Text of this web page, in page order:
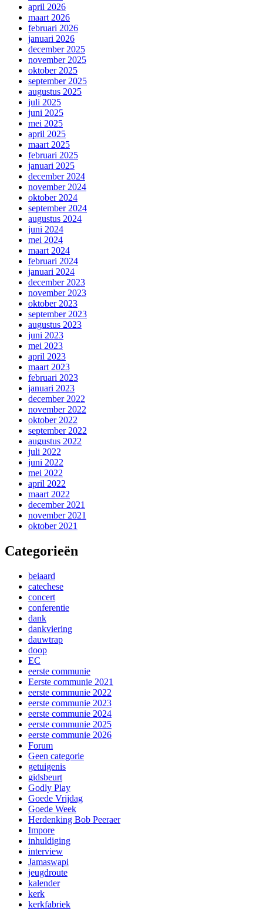
april 2026
maart 2026
februari 2026
januari 2026
december 2025
november 2025
oktober 2025
september 2025
augustus 2025
juli 2025
juni 2025
mei 2025
april 2025
maart 2025
februari 2025
januari 2025
december 2024
november 2024
oktober 2024
september 2024
augustus 2024
juni 2024
mei 2024
maart 2024
februari 2024
januari 2024
december 2023
november 2023
oktober 2023
september 2023
augustus 2023
juni 2023
mei 2023
april 2023
maart 2023
februari 2023
januari 2023
december 2022
november 2022
oktober 2022
september 2022
augustus 2022
juli 2022
juni 2022
mei 2022
april 2022
maart 2022
december 2021
november 2021
oktober 2021
Categorieën
beiaard
catechese
concert
conferentie
dank
dankviering
dauwtrap
doop
EC
eerste communie
Eerste communie 2021
eerste communie 2022
eerste communie 2023
eerste communie 2024
eerste communie 2025
eerste communie 2026
Forum
Geen categorie
getuigenis
gidsbeurt
Godly Play
Goede Vrijdag
Goede Week
Herdenking Bob Peeraer
Impore
inhuldiging
interview
Jamaswapi
jeugdroute
kalender
kerk
kerkfabriek